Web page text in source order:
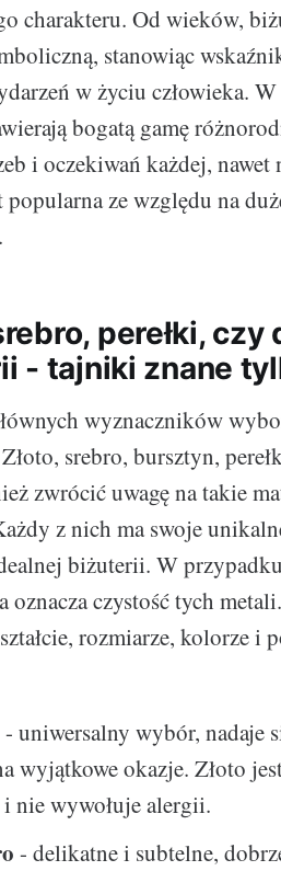
charakteru. Od wieków,
stanowiąc
w życiu człowieka.
bogatą gamę
i oczekiwań każdej,
popularna ze względu na
perełki,
- tajniki znane
wyznaczników
srebro, bursztyn,
zwrócić uwagę na takie
z nich ma swoje
biżuterii. W
oznacza czystość tych
rozmiarze, kolorze i
- uniwersalny wybór, nadaje
wyjątkowe okazje. Złoto
nie wywołuje alergii.
- delikatne i subtelne,